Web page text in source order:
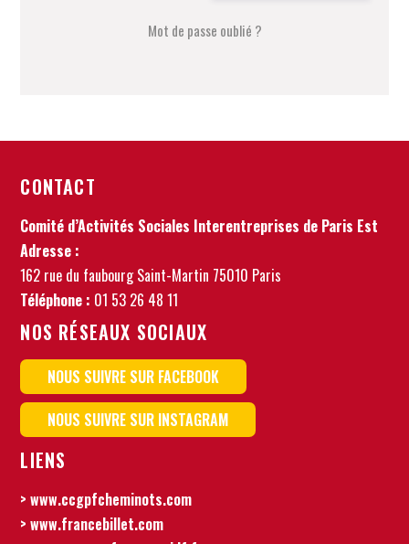
Mot de passe oublié ?
CONTACT
Comité d’Activités Sociales Interentreprises de Paris Est
Adresse :
162 rue du faubourg Saint-Martin 75010 Paris
Téléphone : 01 53 26 48 11
NOS RÉSEAUX SOCIAUX
NOUS SUIVRE SUR FACEBOOK
NOUS SUIVRE SUR INSTAGRAM
LIENS
> www.ccgpfcheminots.com
> www.francebillet.com